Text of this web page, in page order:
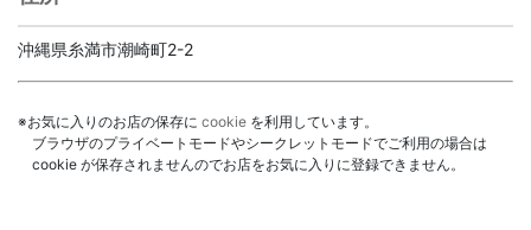
沖縄県糸満市潮崎町2-2
※お気に入りのお店の保存に cookie を利用しています。
ブラウザのプライベートモードやシークレットモードでご利用の場合は
cookie が保存されませんのでお店をお気に入りに登録できません。